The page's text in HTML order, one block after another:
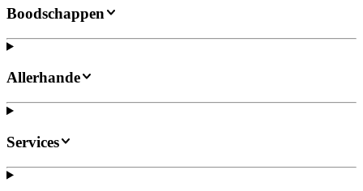
Boodschappen
Allerhande
Services